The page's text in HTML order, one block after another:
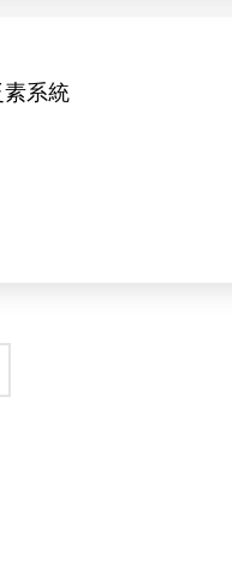
系統
博士研究團隊（
計—實驗驗證」的完
白降解劑（